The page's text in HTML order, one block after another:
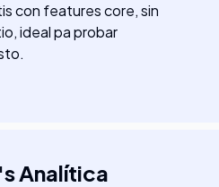
con features core, sin
ideal pa probar
'sAnalítica